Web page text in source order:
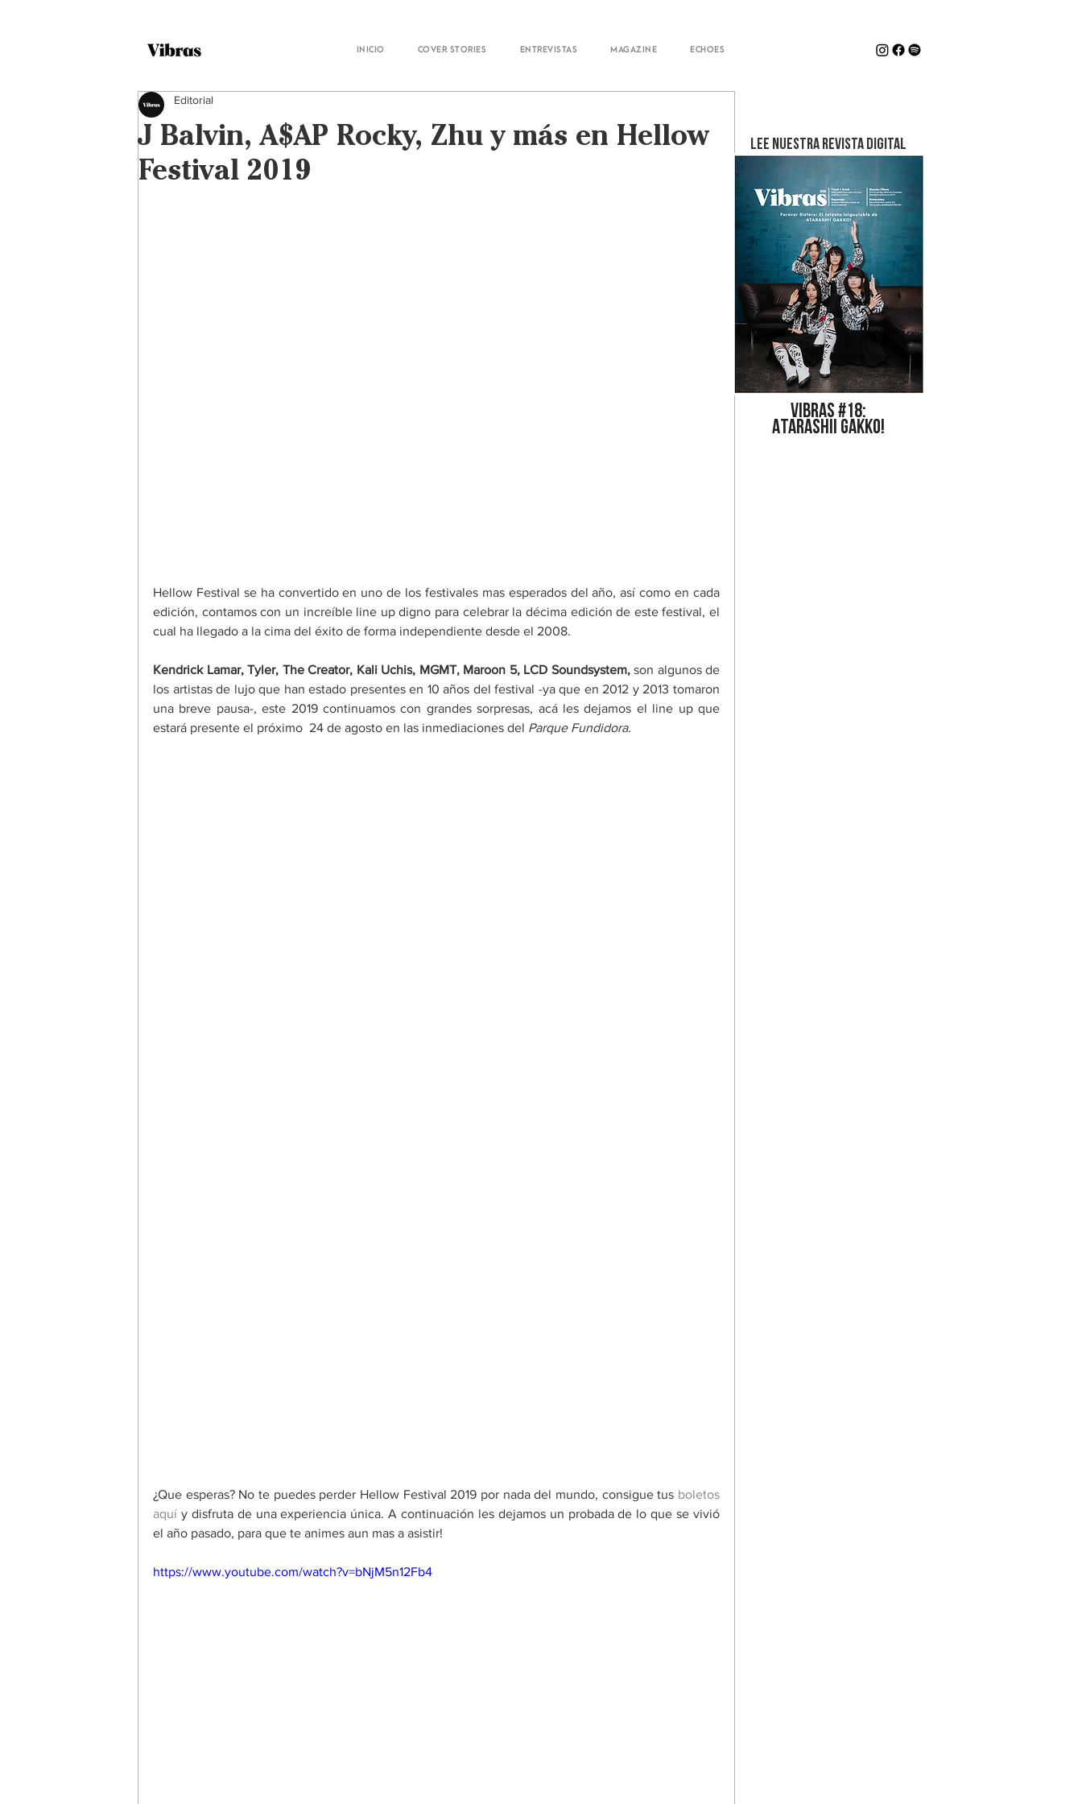
Inicio Cover Stories Entrevistas Magazine Echoes
J Balvin, A$AP Rocky, Zhu y más en Hellow
Festival 2019
Editorial
Hellow Festival se ha convertido en uno de los festivales mas esperados del año, así como en cada
edición, contamos con un increíble line up digno para celebrar la décima edición de este festival, el
cual ha llegado a la cima del éxito de forma independiente desde el 2008.
Kendrick Lamar, Tyler, The Creator, Kali Uchis, MGMT, Maroon 5, LCD Soundsystem, son algunos de
los artistas de lujo que han estado presentes en 10 años del festival -ya que en 2012 y 2013 tomaron
una breve pausa-, este 2019 continuamos con grandes sorpresas, acá les dejamos el line up que
estará presente el próximo  24 de agosto en las inmediaciones del Parque Fundidora.
¿Que esperas? No te puedes perder Hellow Festival 2019 por nada del mundo, consigue tus boletos
aquí y disfruta de una experiencia única. A continuación les dejamos un probada de lo que se vivió
el año pasado, para que te animes aun mas a asistir!
https://www.youtube.com/watch?v=bNjM5n12Fb4
LEE NUESTRA REVISTA DIGITAL
Vibras #18:
ATARASHII GAKKO!